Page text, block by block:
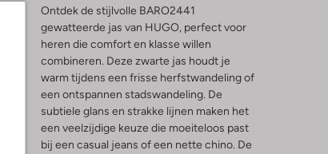
Ontdek de stijlvolle BARO2441
gewatteerde jas van HUGO, perfect voor
heren die comfort en klasse willen
combineren. Deze zwarte jas houdt je
warm tijdens een frisse herfstwandeling of
een ontspannen stadswandeling. De
subtiele glans en strakke lijnen maken het
een veelzijdige keuze die moeiteloos past
bij een casual jeans of een nette chino. De